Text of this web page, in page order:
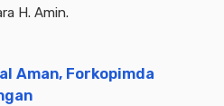
H. Amin.
Aman, Forkopimda